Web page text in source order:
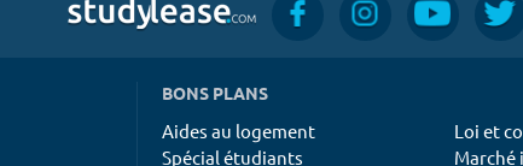
BONS PLANS
Aides au logement
Spécial étudiants
Loi et
Marché